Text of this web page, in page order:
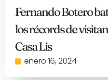
Fernando Botero
los récords de
Casa Lis
enero 16, 2024